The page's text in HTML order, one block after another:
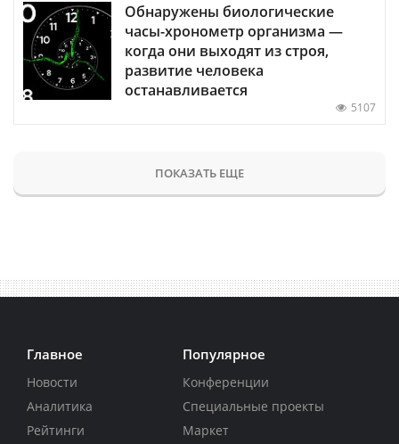
Обнаружены биологические
часы-хронометр организма —
когда они выходят из строя,
развитие человека
останавливается
5107
ПОКАЗАТЬ ЕЩЕ
Главное
Новости
Аналитика
Рейтинги
Популярное
Конференции
Специальные проекты
Маркет